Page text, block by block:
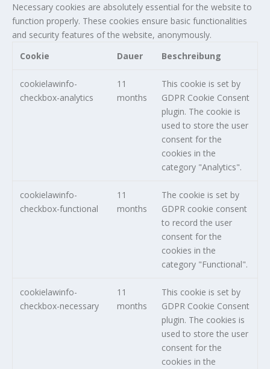
Necessary cookies are absolutely essential for the website to
function properly. These cookies ensure basic functionalities
and security features of the website, anonymously.
Cookie
Dauer Beschreibung
cookielawinfo-
checkbox-analytics
11
months
This cookie is set by
GDPR Cookie Consent
plugin. The cookie is
used to store the user
consent for the
cookies in the
category "Analytics".
cookielawinfo-
checkbox-functional
11
months
The cookie is set by
GDPR cookie consent
to record the user
consent for the
cookies in the
category "Functional".
cookielawinfo-
checkbox-necessary
11
months
This cookie is set by
GDPR Cookie Consent
plugin. The cookies is
used to store the user
consent for the
cookies in the